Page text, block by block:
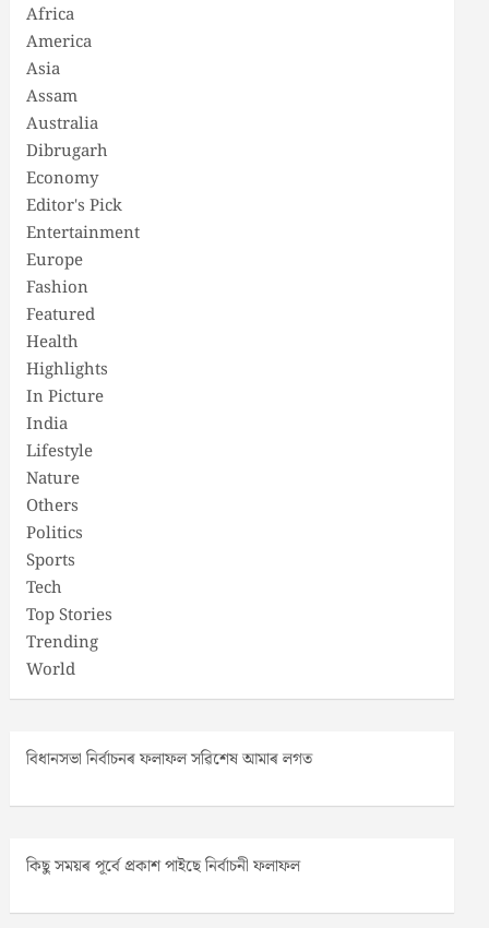
Africa
America
Asia
Assam
Australia
Dibrugarh
Economy
Editor's Pick
Entertainment
Europe
Fashion
Featured
Health
Highlights
In Picture
India
Lifestyle
Nature
Others
Politics
Sports
Tech
Top Stories
Trending
World
বিধানসভা নিৰ্বাচনৰ ফলাফল সৱিশেষ আমাৰ লগত
কিছু সময়ৰ পূৰ্বে প্ৰকাশ পাইছে নিৰ্বাচনী ফলাফল